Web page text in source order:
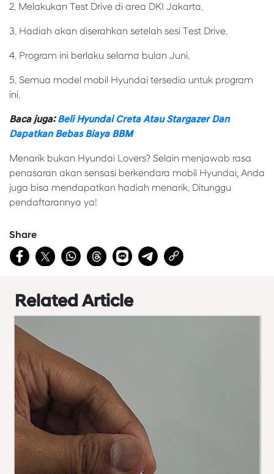
2. Melakukan Test Drive di area DKI Jakarta.
3. Hadiah akan diserahkan setelah sesi Test Drive.
4. Program ini berlaku selama bulan Juni.
5. Semua model mobil Hyundai tersedia untuk program
ini.
Baca juga:Beli Hyundai Creta Atau Stargazer Dan
Dapatkan Bebas Biaya BBM
Menarik bukan Hyundai Lovers? Selain menjawab rasa
penasaran akan sensasi berkendara mobil Hyundai, Anda
juga bisa mendapatkan hadiah menarik. Ditunggu
pendaftarannya ya!
Share
Related Article